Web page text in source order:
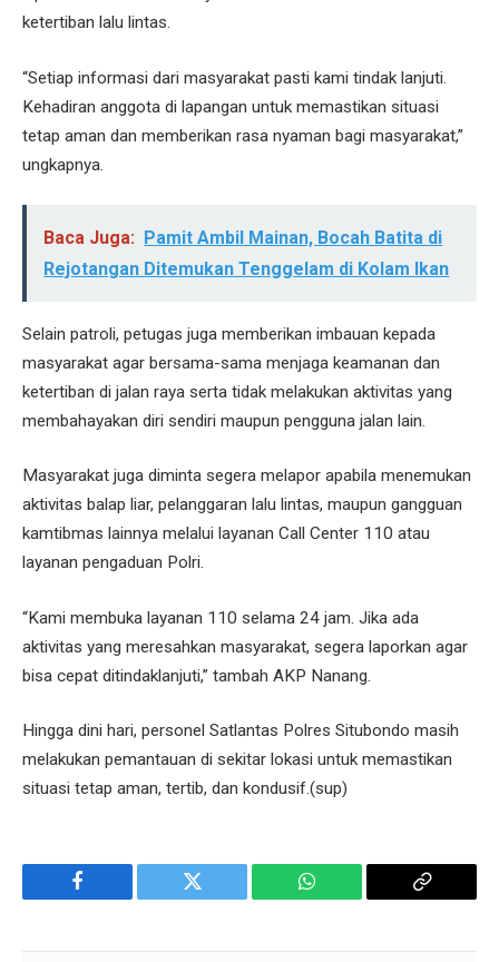
ketertiban lalu lintas.
“Setiap informasi dari masyarakat pasti kami tindak lanjuti.
Kehadiran anggota di lapangan untuk memastikan situasi
tetap aman dan memberikan rasa nyaman bagi masyarakat,”
ungkapnya.
Baca Juga: Pamit Ambil Mainan, Bocah Batita di
Rejotangan Ditemukan Tenggelam di Kolam Ikan
Selain patroli, petugas juga memberikan imbauan kepada
masyarakat agar bersama-sama menjaga keamanan dan
ketertiban di jalan raya serta tidak melakukan aktivitas yang
membahayakan diri sendiri maupun pengguna jalan lain.
Masyarakat juga diminta segera melapor apabila menemukan
aktivitas balap liar, pelanggaran lalu lintas, maupun gangguan
kamtibmas lainnya melalui layanan Call Center 110 atau
layanan pengaduan Polri.
“Kami membuka layanan 110 selama 24 jam. Jika ada
aktivitas yang meresahkan masyarakat, segera laporkan agar
bisa cepat ditindaklanjuti,” tambah AKP Nanang.
Hingga dini hari, personel Satlantas Polres Situbondo masih
melakukan pemantauan di sekitar lokasi untuk memastikan
situasi tetap aman, tertib, dan kondusif.(sup)
Facebook Twitter WhatsApp
Copy